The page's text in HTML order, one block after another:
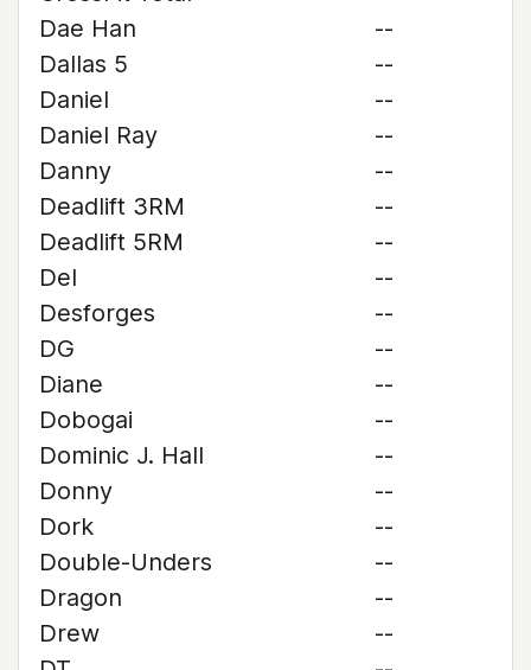
Dae Han
--
Dallas 5
--
Daniel
--
Daniel Ray
--
Danny
--
Deadlift 3RM
--
Deadlift 5RM
--
Del
--
Desforges
--
DG
--
Diane
--
Dobogai
--
Dominic J. Hall
--
Donny
--
Dork
--
Double-Unders
--
Dragon
--
Drew
--